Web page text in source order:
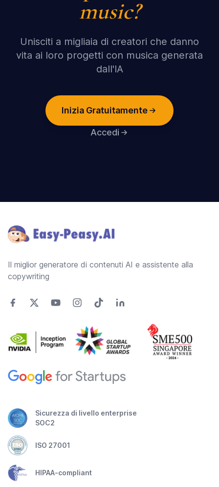
music?
Unisciti a migliaia di creatori che danno
vita ai loro progetti con musica generata
dall'IA
Inizia Gratuitamente
Accedi
Il miglior generatore di contenuti AI e assistente alla
copywriting
Sicurezza di livello enterprise
SOC2
ISO 27001
HIPAA-compliant